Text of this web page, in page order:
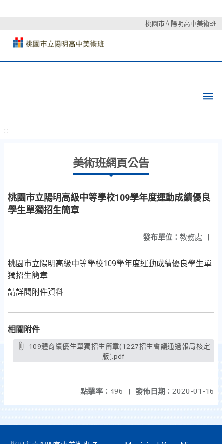
桃園市立陽明高中美術班
:::
美術班網頁公告
桃園市立陽明高級中等學校109學年度運動成績優良
學生單獨招生簡章
發布單位： 教務處 |
桃園市立陽明高級中等學校109學年度運動成績優良學生單
獨招生簡章
請詳閱附件資料
相關附件
版).pdf
發佈日期： 2020-01-16
點擊率： 496 |